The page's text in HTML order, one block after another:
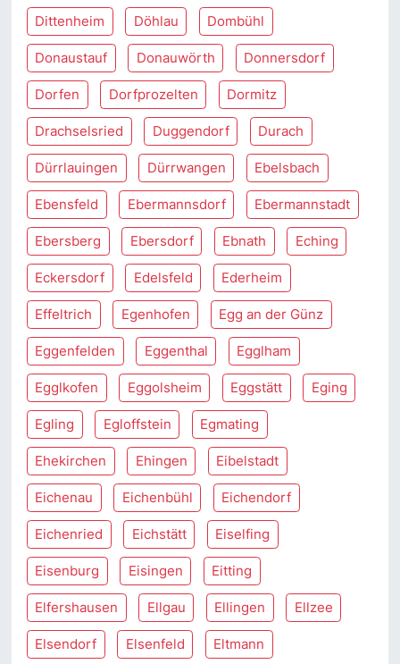
Dittenheim Döhlau Dombühl
Donaustauf Donauwörth Donnersdorf
Dorfen Dorfprozelten Dormitz
Drachselsried Duggendorf Durach
Dürrlauingen Dürrwangen Ebelsbach
Ebensfeld Ebermannsdorf Ebermannstadt
Ebersberg Ebersdorf Ebnath Eching
Eckersdorf Edelsfeld Ederheim
Effeltrich Egenhofen Egg an der Günz
Eggenfelden Eggenthal Egglham
Egglkofen Eggolsheim Eggstätt Eging
Egling Egloffstein Egmating
Ehekirchen Ehingen Eibelstadt
Eichenau Eichenbühl Eichendorf
Eichenried Eichstätt Eiselfing
Eisenburg Eisingen Eitting
Elfershausen Ellgau Ellingen Ellzee
Elsendorf Elsenfeld Eltmann